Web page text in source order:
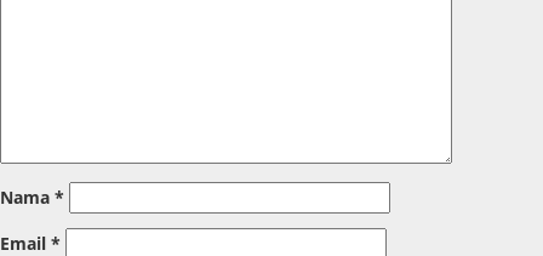
Nama *
Email *